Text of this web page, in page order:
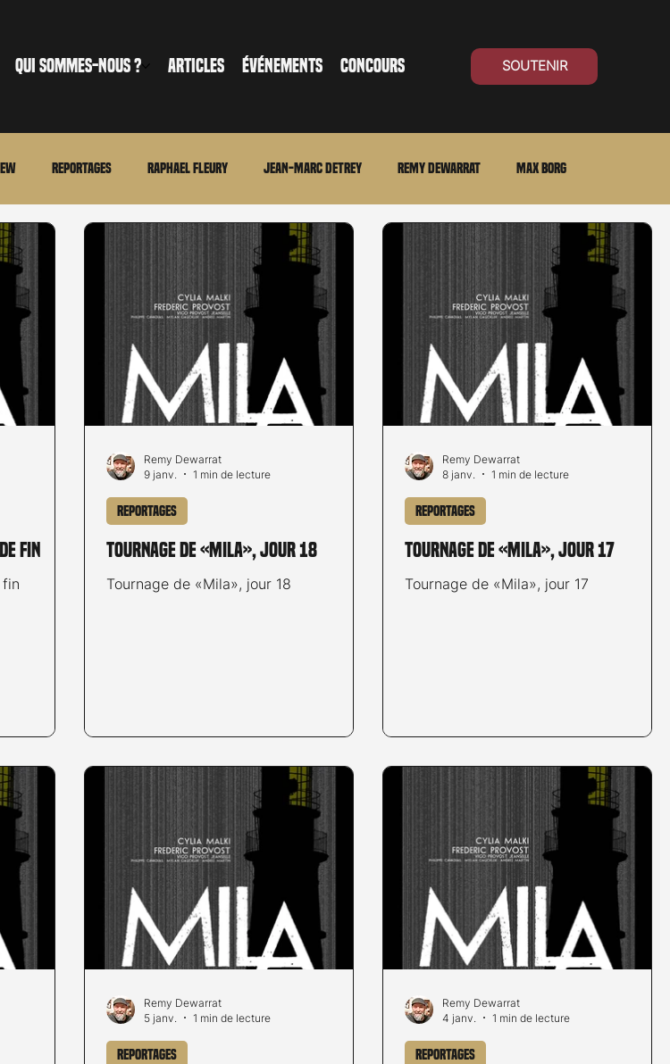
QUI SOMMES-NOUS ? ARTICLES ÉVÉNEMENTS CONCOURS SOUTENIR
Reportages Raphael Fleury Jean-Marc Detrey Remy Dewarrat Max Borg
La chronique du MCU Cinéma Suisse Carnet noir Open Air
Merchandising TWD Universe
fin Tournage de «Mila», jour 18
Tournage de «Mila», jour 18
Reportages
Remy Dewarrat
9 janv.
1 min de lecture
Tournage de «Mila», jour 17
Tournage de «Mila», jour 17
Reportages
Remy Dewarrat
8 janv.
1 min de lecture
Reportages
Remy Dewarrat
5 janv.
1 min de lecture
Reportages
Remy Dewarrat
4 janv.
1 min de lecture